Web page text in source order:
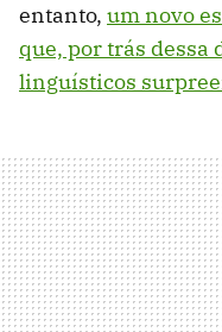
entanto, um novo
que, por trás dessa
linguísticos